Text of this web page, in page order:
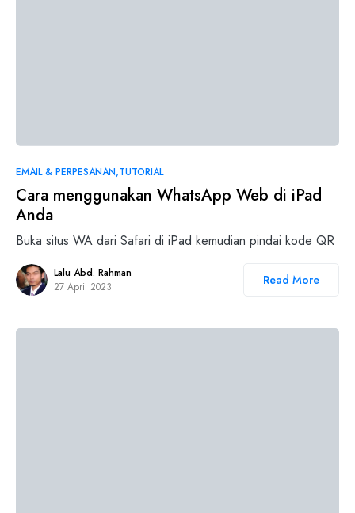
EMAIL & PERPESANAN TUTORIAL
Cara menggunakan WhatsApp Web di iPad
Anda
Buka situs WA dari Safari di iPad kemudian pindai kode QR
Lalu Abd. Rahman
27 April 2023
Read More